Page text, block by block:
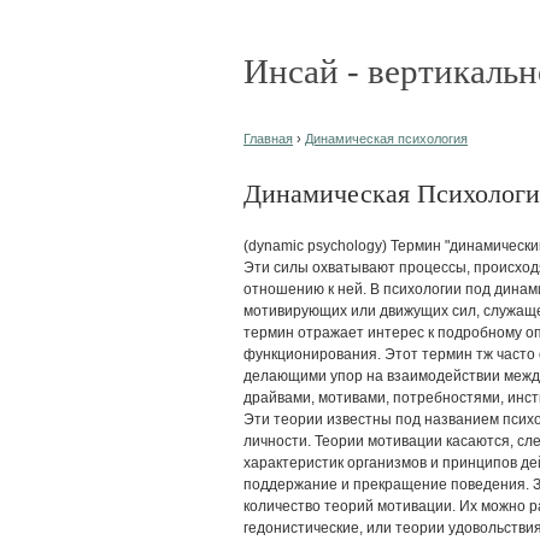
Инсай -
Главная › Динамическая психология
Динамическая
(dynamic psychology) Термин "динамический" относится к воздействующим на систему силам. Эти силы охватывают процессы, происходящие как внутри самой системы, так и внешние по отношению к ней. В психологии под динамикой принято понимать взаимодействие мотивирующих или движущих сил, служащее детерминантой поведения организма. Т. о., этот термин отражает интерес к подробному описанию мотивов и принципов мотивированного функционирования. Этот термин тж часто связывается с определенными теориями, делающими упор на взаимодействии между сознательными и бессознательными силами - драйвами, мотивами, потребностями, инстинктами и желаниями - в направлении поведения. Эти теории известны под названием психоаналитических, или психодинамических, теорий личности. Теории мотивации касаются, следовательно, конкретизации мотивационных характеристик организмов и принципов действия мотива, к-рые определяют возникновение, поддержание и прекращение поведения. За прошедшие годы было разраб. большое количество теорий мотивации. Их можно разделить на три широкие категории: а) гедонистические, или теории удовольствия; б) когнитивные, или теории потребности в знании; в) теории роста или актуализации. Можно тж обозначить четвертую категорию, к-рая касается роли мозговых структур в мотивированном поведении и его нервных механизмов. Относящиеся к этой категории исслед. можно встретить в областях, определяемых как психобиология, биопсихология и нейробиология. Гедонистические теории мотивации, или теории удовольствия Гедонистические теории, или теории удовольствия, образуют наиболее широкую категорию теорий мотивации. В той или иной форме эта группа теорий подчеркивает ведущую роль удовольствия в организации активности. К этой категории можно отнести множество различных классов теорий. Пожалуй, наиболее крупная подгруппа гедонистических теорий включает те из них, к-рые делают акцент на совершаемых организмом усилиях в направлении снижения напряжения. Такие теории акцентируют внимание на нарушениях привычного состояния дел и удовольствии, возникающем в рез-те снижения напряжения путем энергетической разрядки, выражения инстинкта или снижения уровня драйва (внутреннего побуждения). Вудвортс заимствовал понятие драйва из области механики и употреблял его в значении источника движущей силы, или энергии, в функционировании организма. С тех пор и до 1960-х гг. это понятие активно использовалось психологами, занимающимися проблемами поведения чел. или животных. При этом часто проводились различия между врожденными и приобретенными драйвами, первичными и вторичными драйвами, висцерогенными и психогенными драйвами. В области поведения животных понятие драйва играло важную роль в теории научения Кларка Л. Халла. Согласно стимульно-реактивной (S-R) теории Халла, в процессе научения участвуют такие мотивационные переменные, как драйвы. Организм обладает первичными, или врожденными, драйвами, такими как боль и голод, а тж приобретенными, или вторичными, драйвами, такими как желание денег и страх - последние организм приобретает в процессе своего развития. Несмотря на то что понятие драйва относится к внутренним процессам, его могли использовать психологи бихевиористской ориентации, поскольку оно увязывалось со специфическими внешними условиями, к-рыми манипулировал экспериментатор. Изменения в уровне драйва, вызываемые манипуляциями экспериментатора, соотносились впоследствии с объективно определяемыми и измеряемыми внешними реакциями. Работы Халла продолжили в числе др. исследователей Миллер и Доллард. Они, в частности, внесли вклад в описание роли приобретенных, вторичных драйвов в челов. поведении. Напр., тревога рассматривалась как вторичный драйв, осн. на первичном драйве боли. Драйв тревоги имеет важное значение, поскольку он может быстро приобретаться, превращаясь в мощную мотивирующую силу и приводя к разнообразию форм реакций, характерных как для нормального, так и для патологического поведения. Большое внимание Миллер и Доллард уделили взаимосвязи между фрустрацией и агрессией, а тж значению конфликтов драйвов в клинических феноменах. Так, конфликт "приближения- избегания" между двумя драйвами рассматривался как базовый ингредиент в развитии невротического поведения. Доллард и Миллер попытались объединить достижения теории научения, представленной в работах Халла, с достижениями психоанализа, представленными в работах Фрейда. Понятием из области мотивации, связанным с понятием драйва и использовавшимся мн. создателями